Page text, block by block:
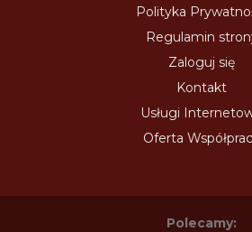
Polityka
Regulamin
Zaloguj się
Kontakt
Usługi
Oferta
Polecamy: